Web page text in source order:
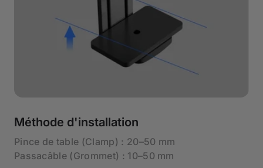
Méthode d'installation
Pince de table (Clamp) : 20–50 mm
Passacâble (Grommet) : 10–50 mm